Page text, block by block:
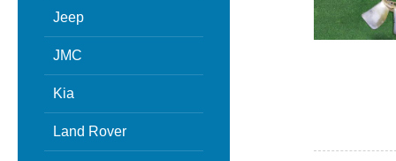
Jeep
JMC
Kia
Land Rover